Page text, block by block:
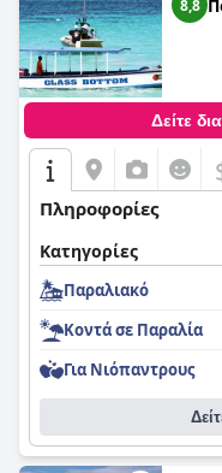
8,8
Δείτε
Πληροφορίες
Κατηγορίες
Παραλιακό
Κοντά σε Παραλία
Για Νιόπαντρους